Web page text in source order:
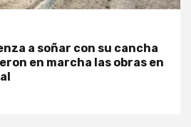
a soñar con su cancha
en marcha las obras en